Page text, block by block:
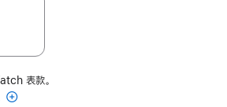
表款。